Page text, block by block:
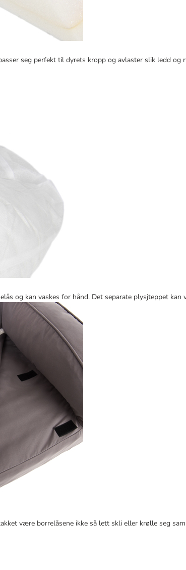
seg perfekt til dyrets kropp og avlaster slik ledd og
og kan vaskes for hånd. Det separate plysjteppet kan
være borrelåsene ikke så lett skli eller krølle seg